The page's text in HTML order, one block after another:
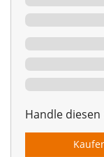
Handle diesen